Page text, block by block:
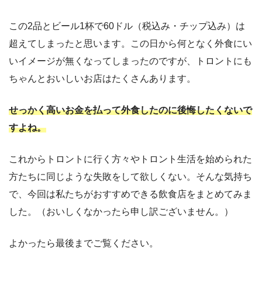
この2品とビール1杯で60ドル（税込み・チップ込み）は
超えてしまったと思います。この日から何となく外食にい
いイメージが無くなってしまったのですが、トロントにも
ちゃんとおいしいお店はたくさんあります。
せっかく高いお金を払って外食したのに後悔したくないで
すよね。
これからトロントに行く方々やトロント生活を始められた
方たちに同じような失敗をして欲しくない。そんな気持ち
で、今回は私たちがおすすめできる飲食店をまとめてみま
した。（おいしくなかったら申し訳ございません。）
よかったら最後までご覧ください。